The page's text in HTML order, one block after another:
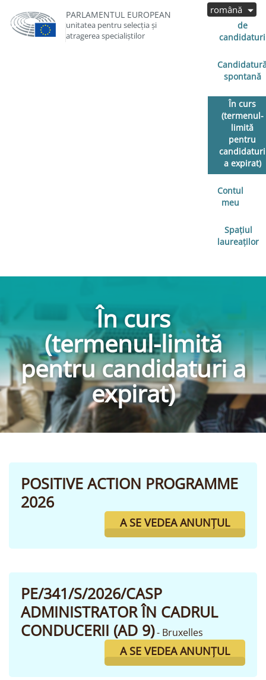
PARLAMENTUL EUROPEAN
unitatea pentru selecția și
atragerea specialiștilor
Cereri
de
candidaturi
spontană
În curs
(termenul-
limită
pentru
candidaturi
a expirat)
Contul
meu
Spațiul
laureaților
română
În curs
(termenul-limită
pentru candidaturi a
expirat)
POSITIVE ACTION PROGRAMME
2026
A SE VEDEA ANUNȚUL
PE/341/S/2026/CASP
ADMINISTRATOR ÎN CADRUL
CONDUCERII (AD 9)- Bruxelles
A SE VEDEA ANUNȚUL